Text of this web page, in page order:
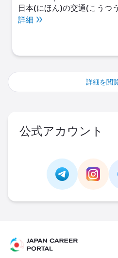
日本(にほん)の交通(こうつ
詳細
詳細を閲
公式アカウント
Link - https://